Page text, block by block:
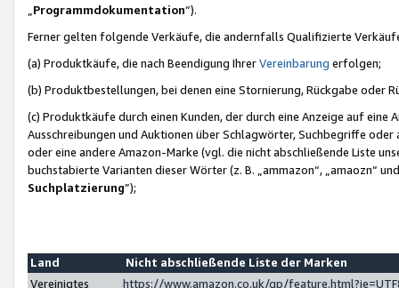
Programmdokumentation“).
Ferner gelten folgende Verkäufe, die andernfalls Qualifizierte
(a) Produktkäufe, die nach Beendigung IhrerVereinbarung erfolgen;
(b) Produktbestellungen, bei denen eine Stornierung, Rückgabe oder
(c) Produktkäufe durch einen Kunden, der durch eine Anzeige auf
Ausschreibungen und Auktionen über Schlagwörter, Suchbegriffe
oder eine andere Amazon-Marke (vgl. die nicht abschließende Liste
buchstabierte Varianten dieser Wörter (z. B. „ammazon“, „amaozn“
Suchplatzierung”);
Land
Nicht abschließende Liste der Marken
Vereinigtes
https://www.amazon.co.uk/gp/